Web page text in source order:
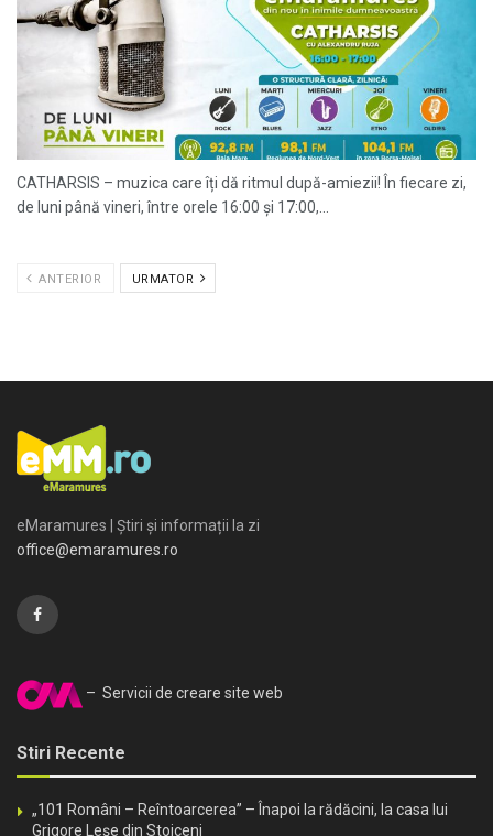
CATHARSIS – muzica care îți dă ritmul după-amiezii! În fiecare zi,
de luni până vineri, între orele 16:00 și 17:00,...
ANTERIOR URMATOR
eMaramures | Știri și informații la zi
office@emaramures.ro
– Servicii de creare site web
Stiri Recente
„101 Români – Reîntoarcerea” – Înapoi la rădăcini, la casa lui
Grigore Leșe din Stoiceni